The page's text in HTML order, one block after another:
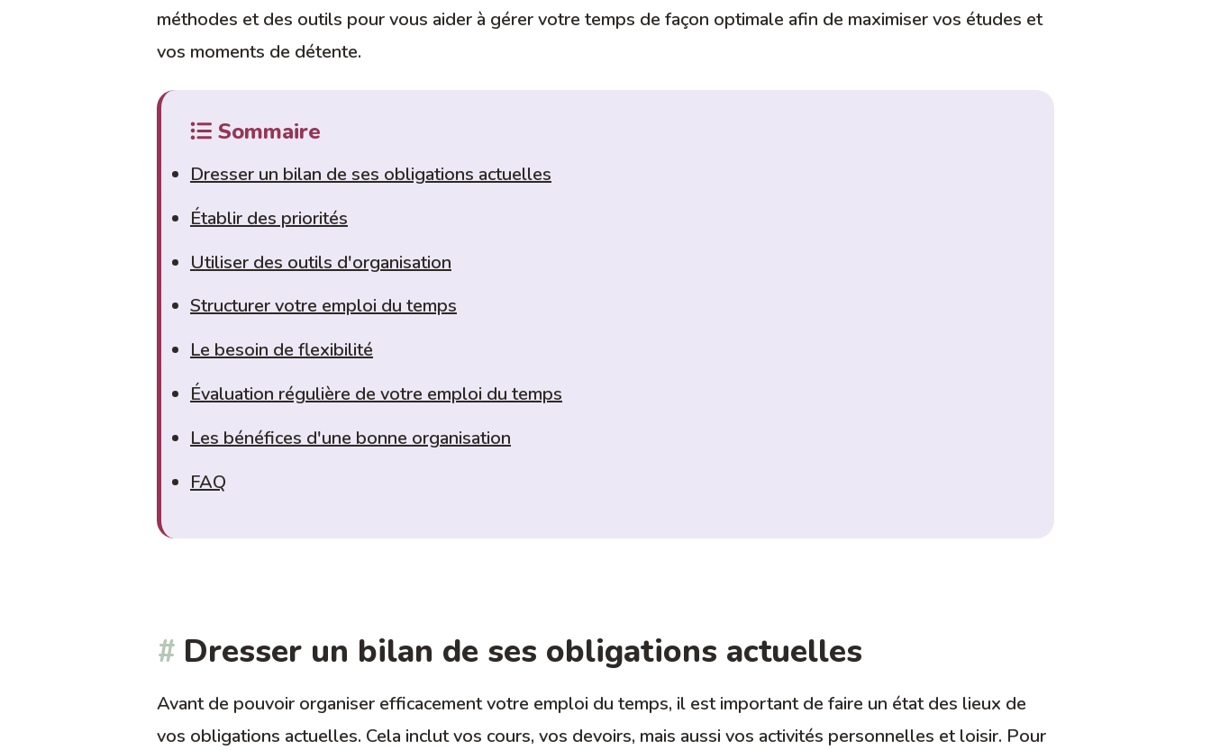
méthodes et des outils pour vous aider à gérer votre temps de façon optimale afin de maximiser vos études et
vos moments de détente.
Sommaire
Dresser un bilan de ses obligations actuelles
Établir des priorités
Utiliser des outils d'organisation
Structurer votre emploi du temps
Le besoin de flexibilité
Évaluation régulière de votre emploi du temps
Les bénéfices d'une bonne organisation
FAQ
Dresser un bilan de ses obligations actuelles
Avant de pouvoir organiser efficacement votre emploi du temps, il est important de faire un état des lieux de
vos obligations actuelles. Cela inclut vos cours, vos devoirs, mais aussi vos activités personnelles et loisir. Pour